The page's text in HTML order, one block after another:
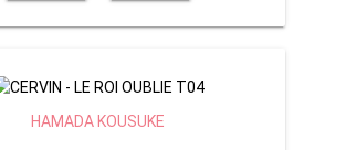
HAMADA KOUSUKE